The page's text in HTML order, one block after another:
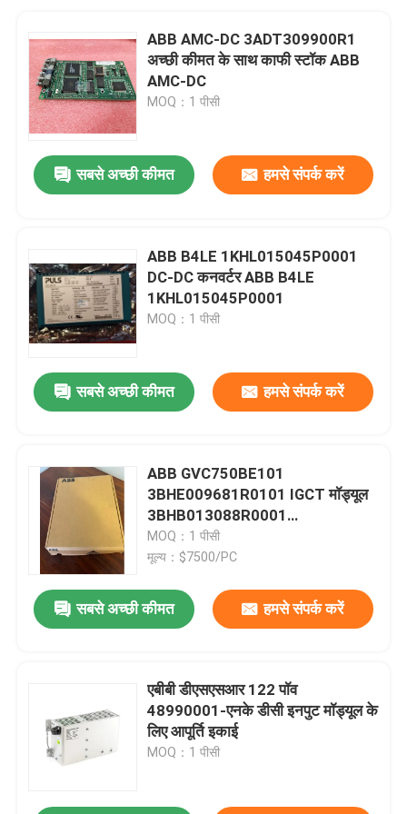
ABB AMC-DC 3ADT309900R1
अच्छी कीमत के साथ काफी स्टॉक ABB
AMC-DC
MOQ：1 पीसी
सबसे अच्छी कीमत हमसे संपर्क करें
ABB B4LE 1KHL015045P0001
DC-DC कनवर्टर ABB B4LE
1KHL015045P0001
MOQ：1 पीसी
सबसे अच्छी कीमत हमसे संपर्क करें
ABB GVC750BE101
3BHE009681R0101 IGCT मॉड्यूल
3BHB013088R0001
5SHY3545L0010 स्विस निर्मित
MOQ：1 पीसी
मूल्य：$7500/PC
सबसे अच्छी कीमत हमसे संपर्क करें
एबीबी डीएसएसआर 122 पॉव
48990001-एनके डीसी इनपुट मॉड्यूल के
लिए आपूर्ति इकाई
MOQ：1 पीसी